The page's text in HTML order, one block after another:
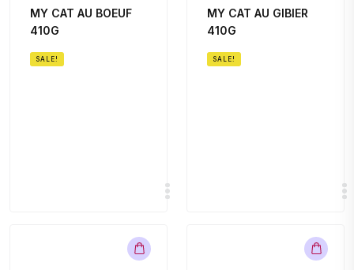
MY CAT AU BOEUF
410G
SALE!
MY CAT AU GIBIER
410G
SALE!